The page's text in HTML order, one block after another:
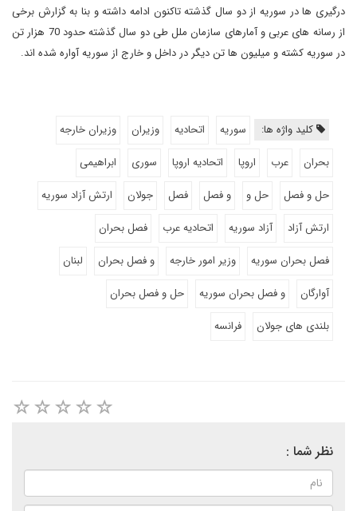
درگیری ها در سوریه از دو سال گذشته تاکنون ادامه داشته و بنا به گزارش برخی
از رسانه های عربی و آمارهای سازمان ملل طی دو سال گذشته حدود 70 هزار تن
در سوریه کشته و میلیون ها تن دیگر در داخل و خارج از سوریه آواره شده اند.
کلید واژه ها: سوریه اتحادیه وزیران
وزیران خارجه
بحران
عرب اروپا اتحادیه اروپا سوری
ابراهیمی
حل و فصل
حل و و فصل فصل جولان
ارتش آزاد سوریه
ارتش آزاد
آزاد سوریه اتحادیه عرب
فصل بحران
فصل بحران سوریه
وزیر امور خارجه و فصل بحران
لبنان
آوارگان
و فصل بحران سوریه
حل و فصل بحران
بلندی های جولان
فرانسه
نظر شما :